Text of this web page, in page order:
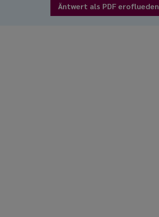
Äntwert als PDF eroflueden